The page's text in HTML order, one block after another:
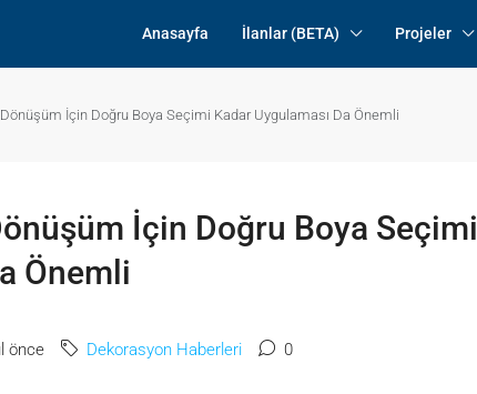
Anasayfa İlanlar (BETA) Projeler
İçin Doğru Boya Seçimi Kadar Uygulaması Da Önemli
İçin Doğru Boya Seçimi
Önemli
önce Dekorasyon Haberleri 0